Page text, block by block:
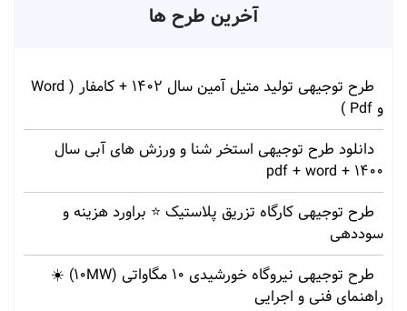
آخرین طرح ها
طرح توجیهی تولید متیل آمین سال 1402 + کامفار ( Word
و Pdf )
دانلود طرح توجیهی استخر شنا و ورزش های آبی سال
1400 + pdf + word
طرح توجیهی کارگاه تزریق پلاستیک ⭐ براورد هزینه و
سوددهی
طرح توجیهی نیروگاه خورشیدی 10 مگاواتی (10MW) ☀️
راهنمای فنی و اجرایی